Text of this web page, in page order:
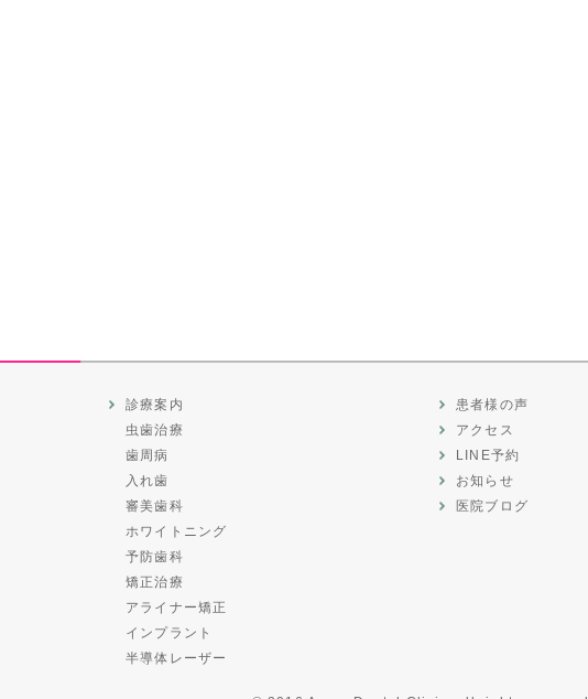
診療案内
虫歯治療
歯周病
入れ歯
審美歯科
ホワイトニング
予防歯科
矯正治療
アライナー矯正
インプラント
半導体レーザー
患者様の声
アクセス
LINE予約
お知らせ
医院ブログ